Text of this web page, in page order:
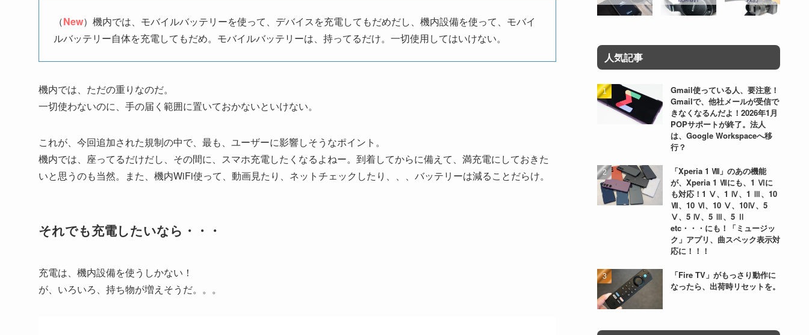
（New）機内では、モバイルバッテリーを使って、デバイスを充電してもだめだし、機内設備を使って、モバイ
ルバッテリー自体を充電してもだめ。モバイルバッテリーは、持ってるだけ。一切使用してはいけない。
機内では、ただの重りなのだ。
一切使わないのに、手の届く範囲に置いておかないといけない。
これが、今回追加された規制の中で、最も、ユーザーに影響しそうなポイント。
機内では、座ってるだけだし、その間に、スマホ充電したくなるよねー。到着してからに備えて、満充電にしておきた
いと思うのも当然。また、機内WiFi使って、動画見たり、ネットチェックしたり、、、バッテリーは減ることだらけ。
それでも充電したいなら・・・
充電は、機内設備を使うしかない！
が、いろいろ、持ち物が増えそうだ。。。
人気記事
Gmail使っている人、要注意！
Gmailで、他社メールが受信で
きなくなるんだよ！2026年1月
POPサポートが終了。法人
は、Google Workspaceへ移
行？
「Xperia 1 Ⅷ」のあの機能
が、Xperia 1 Ⅶにも、1 Ⅵに
も対応！1 Ⅴ、1 Ⅳ、1 Ⅲ、10
Ⅶ、10 Ⅵ、10 Ⅴ、10Ⅳ、5
Ⅴ、5 Ⅳ、5 Ⅲ、5 Ⅱ
etc・・・にも！「ミュージッ
ク」アプリ、曲スペック表示対
応に！！！
「Fire TV」がもっさり動作に
なったら、出荷時リセットを。